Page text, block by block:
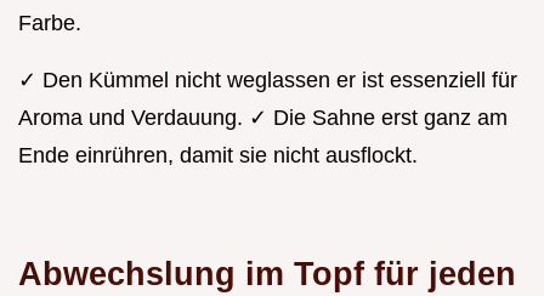
Farbe.
✓ Den Kümmel nicht weglassen er ist essenziell für
Aroma und Verdauung. ✓ Die Sahne erst ganz am
Ende einrühren, damit sie nicht ausflockt.
Abwechslung im Topf für jeden